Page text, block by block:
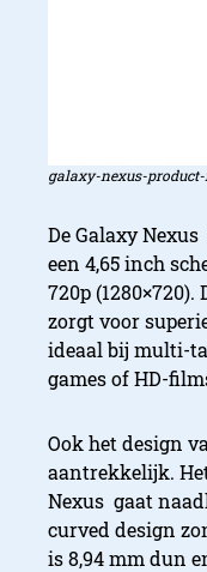
galaxy-nexus-
De Galaxy
een 4,65 inch
720p (1280×720).
zorgt voor
ideaal bij multi-
games of HD-
Ook het design
aantrekkelijk.
Nexus gaat
curved design
is 8,94 mm dun